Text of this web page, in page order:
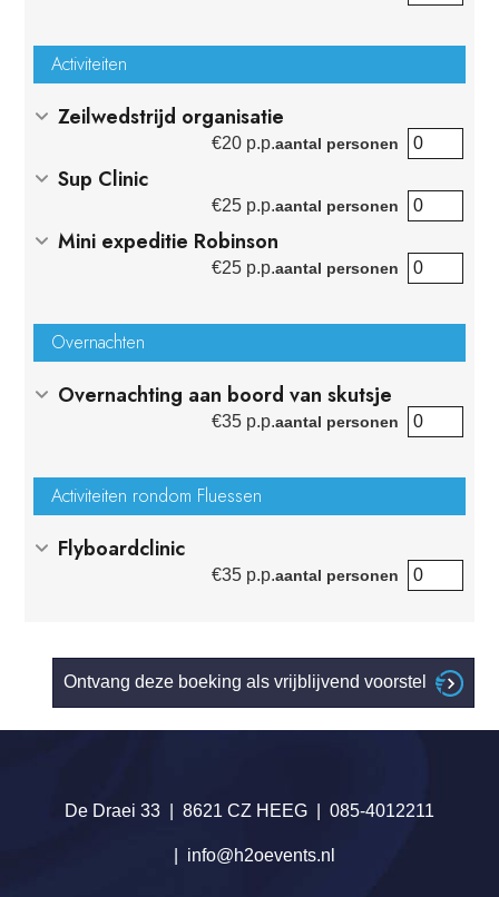
Activiteiten
Zeilwedstrijd organisatie
€20 p.p.aantal personen
Sup Clinic
€25 p.p.aantal personen
Mini expeditie Robinson
€25 p.p.aantal personen
Overnachten
Overnachting aan boord van skutsje
€35 p.p.aantal personen
Activiteiten rondom Fluessen
Flyboardclinic
€35 p.p.aantal personen
Ontvang deze boeking als vrijblijvend voorstel
De Draei 33 8621 CZ HEEG 085-4012211
info@h2oevents.nl